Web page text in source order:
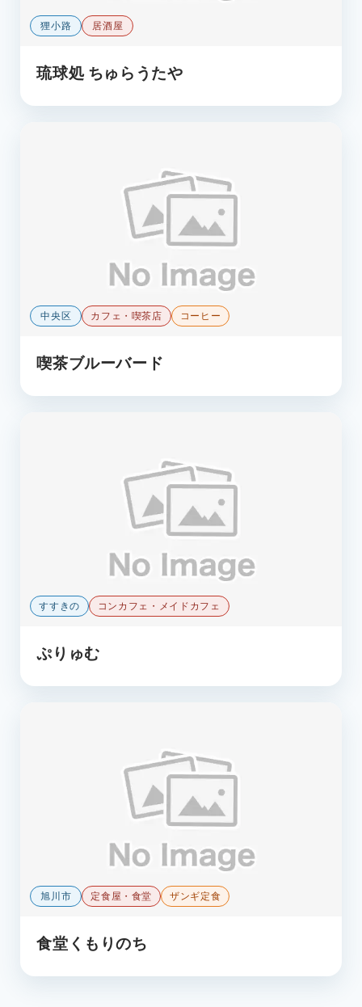
狸小路 居酒屋
琉球処 ちゅらうたや
中央区 カフェ・喫茶店 コーヒー
喫茶ブルーバード
すすきの コンカフェ・メイドカフェ
ぷりゅむ
旭川市 定食屋・食堂 ザンギ定食
食堂くもりのち